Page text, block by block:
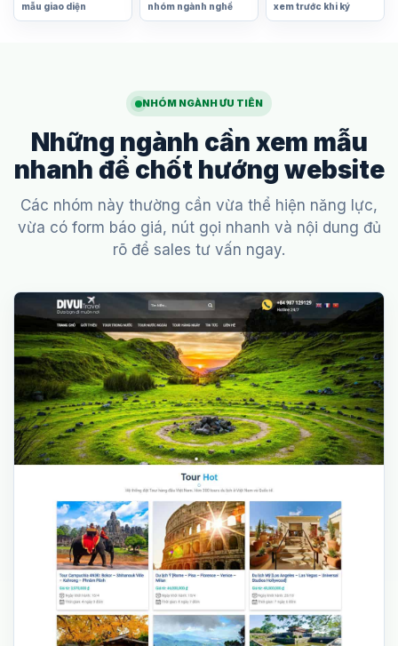
mẫu giao diện nhóm ngành nghề xem trước khi ký
NHÓM NGÀNH ƯU TIÊN
Những ngành cần xem mẫu
nhanh để chốt hướng website
Các nhóm này thường cần vừa thể hiện năng lực,
vừa có form báo giá, nút gọi nhanh và nội dung đủ
rõ để sales tư vấn ngay.